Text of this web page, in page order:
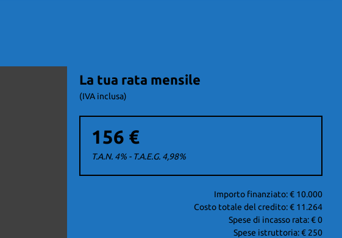
La tua rata mensile
(IVA inclusa)
156 €
T.A.N. 4% - T.A.E.G. 4,98%
Importo finanziato: € 10.000
Costo totale del credito: € 11.264
Spese di incasso rata: €0
Spese istruttoria: € 250